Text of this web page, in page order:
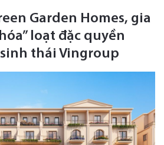
Garden Homes, gia
loạt đặc quyền
thái Vingroup